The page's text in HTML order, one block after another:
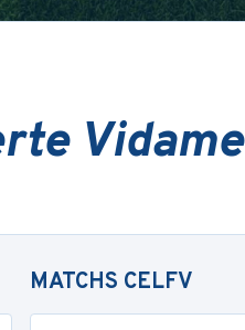
Vidame
MATCHS CELFV